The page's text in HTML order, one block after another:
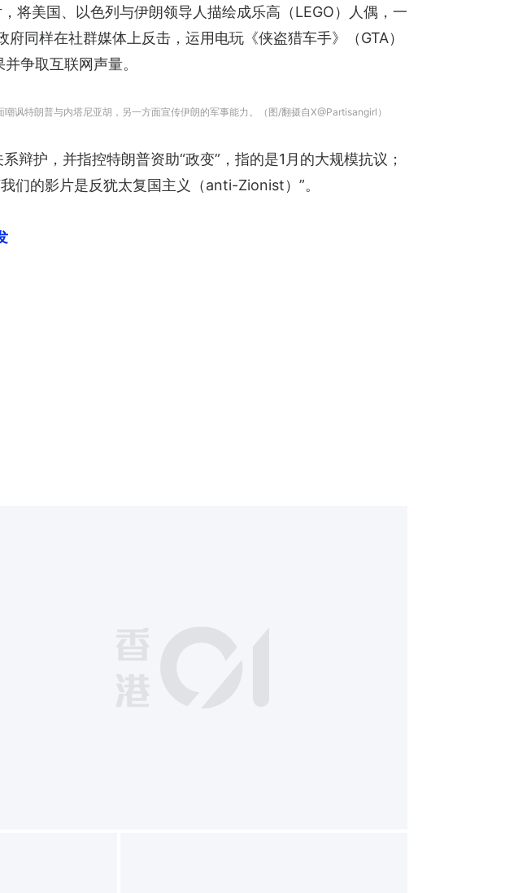
将美国、以色列与伊朗领导人描绘成乐高（LEGO）人偶，一
同样在社群媒体上反击，运用电玩《侠盗猎车手》（GTA）
争取互联网声量。
讽特朗普与内塔尼亚胡，另一方面宣传伊朗的军事能力。（图/翻摄自X@Partisangirl）
护，并指控特朗普资助“政变”，指的是1月的大规模抗议；
们的影片是反犹太复国主义（anti-Zionist）”。